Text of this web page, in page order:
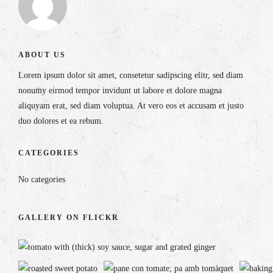
ABOUT US
Lorem ipsum dolor sit amet, consetetur sadipscing elitr, sed diam
nonumy eirmod tempor invidunt ut labore et dolore magna
aliquyam erat, sed diam voluptua. At vero eos et accusam et justo
duo dolores et ea rebum.
CATEGORIES
No categories
GALLERY ON FLICKR